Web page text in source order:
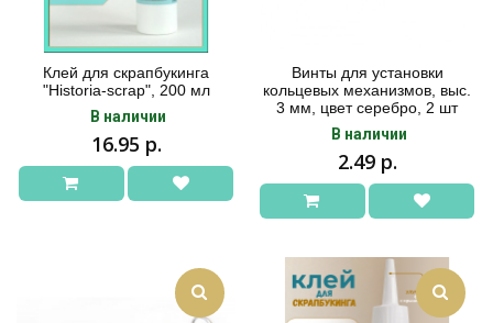
Клей для скрапбукинга
"Historia-scrap", 200 мл
В наличии
16.95 р.
Винты для установки
кольцевых механизмов, выс.
3 мм, цвет серебро, 2 шт
В наличии
2.49 р.